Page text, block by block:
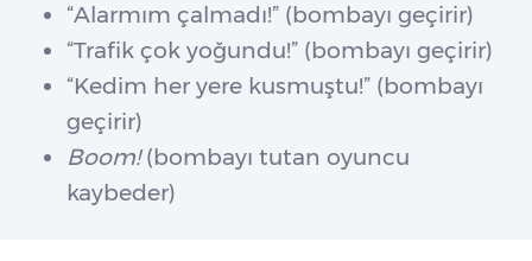
“Alarmım çalmadı!” (bombayı geçirir)
“Trafik çok yoğundu!” (bombayı geçirir)
“Kedim her yere kusmuştu!” (bombayı
geçirir)
Boom!(bombayı tutan oyuncu
kaybeder)